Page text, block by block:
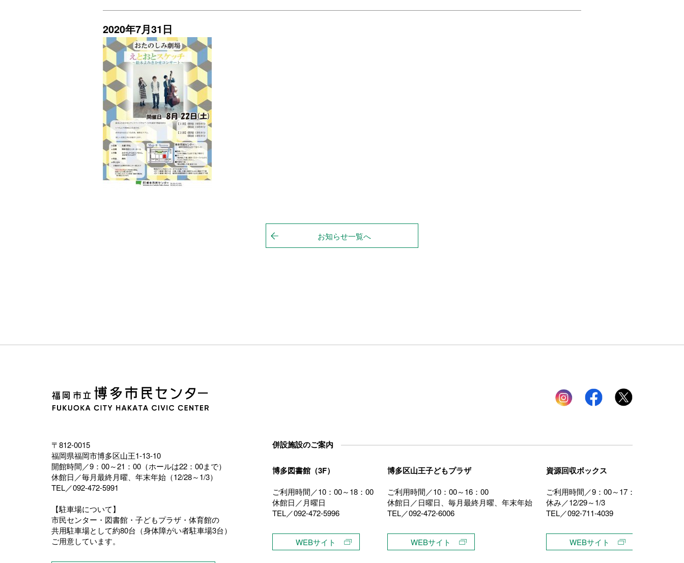
2020年7月31日
お知らせ一覧へ
Instagram facebook
〒812-0015
福岡県福岡市博多区山王1-13-10
開館時間／9：00～21：00（ホールは22：00まで）
休館日／毎月最終月曜、年末年始（12/28～1/3）
TEL／092-472-5991
【駐車場について】
市民センター・図書館・子どもプラザ・体育館の
共用駐車場として約80台（身体障がい者駐車場3台）
ご用意しています。
併設施設のご案内
博多図書館（3F）
ご利用時間／10：00～18：00
休館日／月曜日
TEL／092-472-5996
WEBサイト
博多区山王子どもプラザ
ご利用時間／10：00～16：00
休館日／日曜日、毎月最終月曜、年末年始
TEL／092-472-6006
WEBサイト
資源回収ボックス
ご利用時間／9：00～17：00
休み／12/29～1/3
TEL／092-711-4039
WEBサイト